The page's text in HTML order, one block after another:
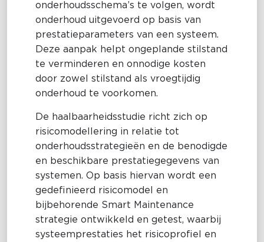
onderhoudsschema’s te volgen, wordt
onderhoud uitgevoerd op basis van
prestatieparameters van een systeem.
Deze aanpak helpt ongeplande stilstand
te verminderen en onnodige kosten
door zowel stilstand als vroegtijdig
onderhoud te voorkomen.
De haalbaarheidsstudie richt zich op
risicomodellering in relatie tot
onderhoudsstrategieën en de benodigde
en beschikbare prestatiegegevens van
systemen. Op basis hiervan wordt een
gedefinieerd risicomodel en
bijbehorende Smart Maintenance
strategie ontwikkeld en getest, waarbij
systeemprestaties het risicoprofiel en